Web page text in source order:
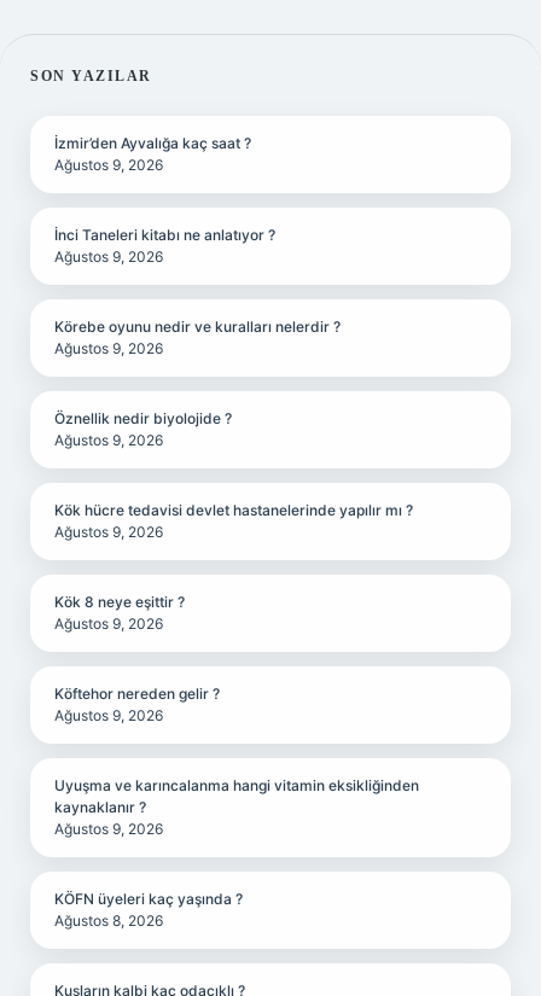
SIDEBAR
SON YAZILAR
İzmir’den Ayvalığa kaç saat ?
Ağustos 9, 2026
İnci Taneleri kitabı ne anlatıyor ?
Ağustos 9, 2026
Körebe oyunu nedir ve kuralları nelerdir ?
Ağustos 9, 2026
Öznellik nedir biyolojide ?
Ağustos 9, 2026
Kök hücre tedavisi devlet hastanelerinde yapılır mı ?
Ağustos 9, 2026
Kök 8 neye eşittir ?
Ağustos 9, 2026
Köftehor nereden gelir ?
Ağustos 9, 2026
Uyuşma ve karıncalanma hangi vitamin eksikliğinden
kaynaklanır ?
Ağustos 9, 2026
KÖFN üyeleri kaç yaşında ?
Ağustos 8, 2026
Kuşların kalbi kaç odacıklı ?